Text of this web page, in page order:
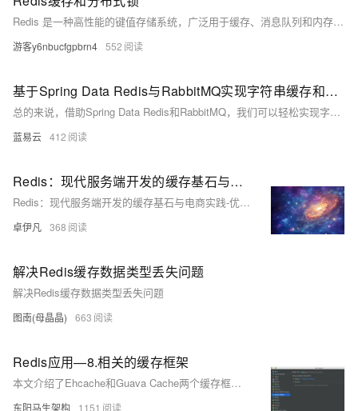
Redis 是一种高性能的键值存储系统，广泛用于缓存、消息队列和内存数据库。其典型应用包括缓解关系型数据库压力，通过缓存热点数据提高查询效率，支持高并发访问。此外，Redis 还可用于实现分布式锁，解决分布式系统中的资源竞争问题。文章还探讨了缓存的更新策略、缓存穿透与雪崩的解决方案，以及 Redlock 算法等关键技术。
游客y6nbucfgpbrn4 552
基于Spring Data Redis与RabbitMQ实现字符串缓存和计数功能（数据同步）
总的来说，借助Spring Data Redis和RabbitMQ，我们可以轻松实现字符串缓存和计数的功能。而关键的部分不过是一些"厨房的套路"，一旦你掌握了这些套路，那么你就像厨师一样可以准备出一道道饕餮美食了。通过这种方式促进数据处理效率无疑将大大提高我们的生产力。
蓝易云 412
Redis：现代服务端开发的缓存基石与电商实践-优雅草卓伊凡
Redis：现代服务端开发的缓存基石与电商实践-优雅草卓伊凡
卓伊凡 368
解决Redis缓存数据类型丢失问题
解决Redis缓存数据类型丢失问题
图南(母晶晶) 663
Redis应用—8.相关的缓存框架
本文介绍了Ehcache和Guava Cache两个缓存框架及其使用方法，以及如何自定义缓存。主要内容包括：Ehcache缓存框架、Guava Cache缓存框架、自定义缓存。总结：Ehcache适合用作本地缓存或与Redis结合使用，Guava Cache则提供了更灵活的缓存管理和更高的并发性能。自定义缓存可以根据具体需求选择不同的数据结构和引用类型来实现特定的缓存策略。
东阳马生架构 1151